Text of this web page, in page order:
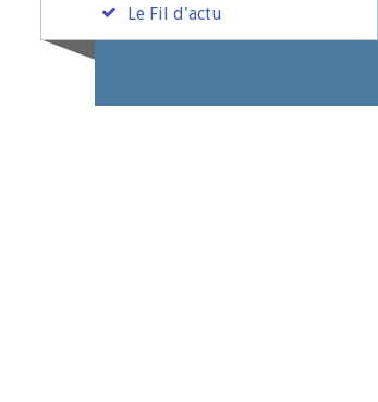
Le Fil d'actu